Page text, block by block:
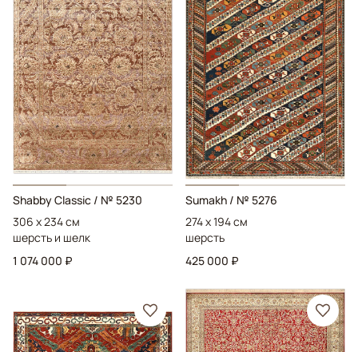
Shabby Classic / № 5230
306 x 234 см
шерсть и шелк
1 074 000 ₽
Sumakh / № 5276
274 x 194 см
шерсть
425 000 ₽